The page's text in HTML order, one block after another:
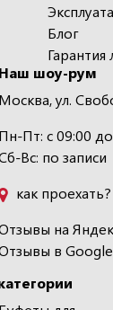
Блог
Наш шоу-рум
Москва, ул.
Пн-Пт: с 09:00 до
Вс: по записи
как проехать?
на
в Google